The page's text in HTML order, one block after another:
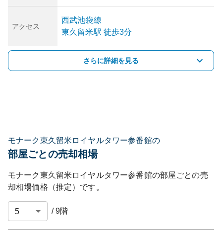
アクセス
西武池袋線
東久留米駅 徒歩3分
さらに詳細を見る
モナーク東久留米ロイヤルタワー参番館の
部屋ごとの売却相場
モナーク東久留米ロイヤルタワー参番館の部屋ごとの売
却相場価格（推定）です。
/9階